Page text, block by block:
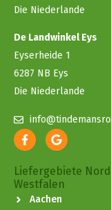
Die Niederlande
De Landwinkel Eys
Eyserheide 1
6287 NB Eys
Die Niederlande
Liefergebiete
Westfalen
Aachen